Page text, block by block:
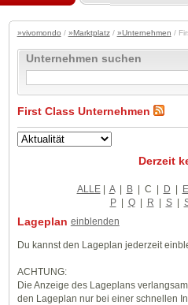
»vivomondo / »Marktplatz/ »Unternehmen /
Unternehmen suchen
First Class Unternehmen
Derzeit
ALLE| A | B | C | D | E
P | Q | R | S |
Lageplan einblenden
Du kannst den Lageplan jederzeit
ACHTUNG:
Die Anzeige des Lageplans
den Lageplan nur bei einer schnellen